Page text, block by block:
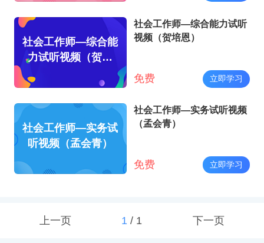
社会工作师—综合能
力试听视频（贺培
社会工作师—综合能力试听
视频（贺培恩）
免费 立即学习
社会工作师—实务试
听视频（孟会青）
社会工作师—实务试听视频
（孟会青）
免费 立即学习
上一页 1/ 1 下一页